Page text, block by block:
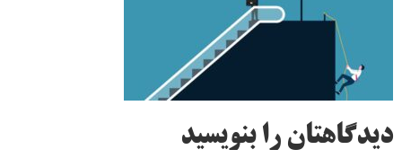
دیدگاهتان را بنویسید